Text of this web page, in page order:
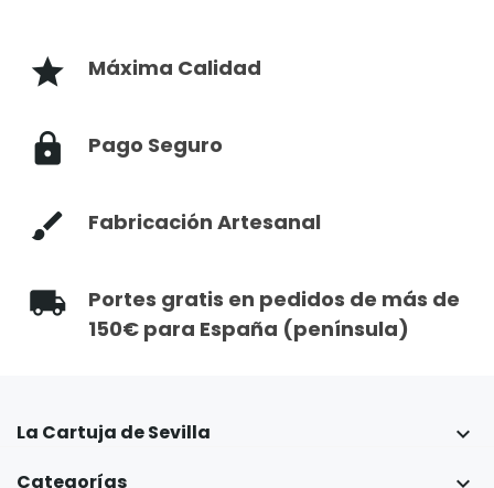
Máxima Calidad
Pago Seguro
Fabricación Artesanal
Portes gratis en pedidos de más de
150€ para España (península)
La Cartuja de Sevilla 
Categorías